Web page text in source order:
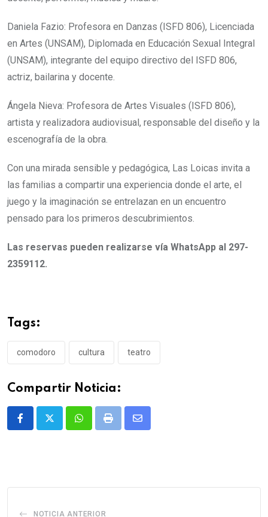
Daniela Fazio: Profesora en Danzas (ISFD 806), Licenciada
en Artes (UNSAM), Diplomada en Educación Sexual Integral
(UNSAM), integrante del equipo directivo del ISFD 806,
actriz, bailarina y docente.
Ángela Nieva: Profesora de Artes Visuales (ISFD 806),
artista y realizadora audiovisual, responsable del diseño y la
escenografía de la obra.
Con una mirada sensible y pedagógica, Las Loicas invita a
las familias a compartir una experiencia donde el arte, el
juego y la imaginación se entrelazan en un encuentro
pensado para los primeros descubrimientos.
Las reservas pueden realizarse vía WhatsApp al 297-
2359112.
Tags:
comodoro cultura teatro
Compartir Noticia:
WhatsappPrint
Share
NOTICIA ANTERIOR